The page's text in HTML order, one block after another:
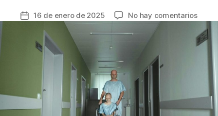
c
e
b
o
o
k
itt
er
ail er
e
m
ar
tir
Fecha
entrada
16 de enero de 2025 No hay comentariosen
tres
con